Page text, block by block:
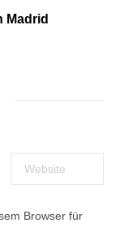
Madrid
Browser für